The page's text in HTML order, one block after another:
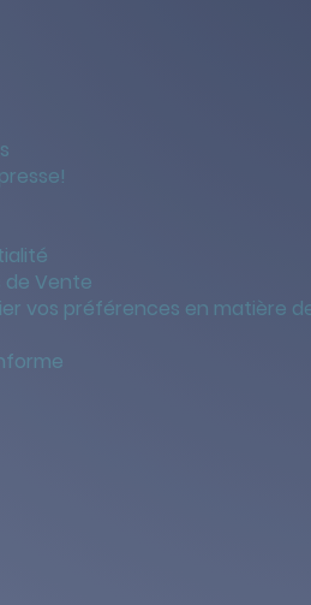
de Vente
vos préférences en matière